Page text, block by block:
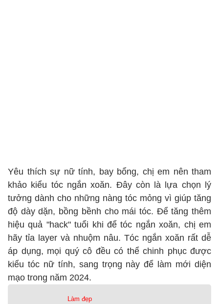
Yêu thích sự nữ tính, bay bổng, chị em nên tham
khảo kiểu tóc ngắn xoăn. Đây còn là lựa chọn lý
tưởng dành cho những nàng tóc mỏng vì giúp tăng
độ dày dặn, bồng bềnh cho mái tóc. Để tăng thêm
hiệu quả "hack" tuổi khi để tóc ngắn xoăn, chị em
hãy tỉa layer và nhuộm nâu. Tóc ngắn xoăn rất dễ
áp dụng, mọi quý cô đều có thể chinh phục được
kiểu tóc nữ tính, sang trọng này để làm mới diện
mạo trong năm 2024.
Làm đẹp